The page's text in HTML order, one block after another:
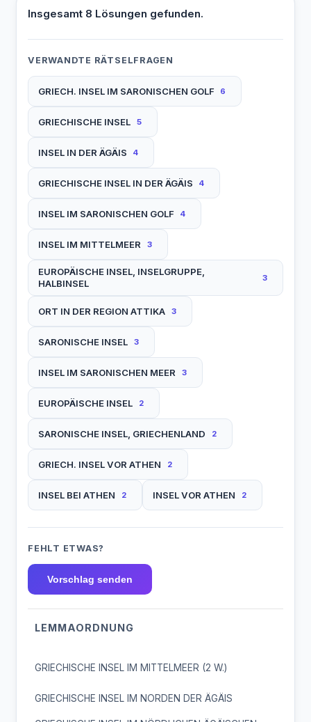
Insgesamt 8 Lösungen gefunden.
VERWANDTE RÄTSELFRAGEN
GRIECH. INSEL IM SARONISCHEN GOLF 6
GRIECHISCHE INSEL 5
INSEL IN DER ÄGÄIS 4
GRIECHISCHE INSEL IN DER ÄGÄIS 4
INSEL IM SARONISCHEN GOLF 4
INSEL IM MITTELMEER 3
EUROPÄISCHE INSEL, INSELGRUPPE,
HALBINSEL
3
ORT IN DER REGION ATTIKA 3
SARONISCHE INSEL 3
INSEL IM SARONISCHEN MEER 3
EUROPÄISCHE INSEL 2
SARONISCHE INSEL, GRIECHENLAND 2
GRIECH. INSEL VOR ATHEN 2
INSEL BEI ATHEN 2 INSEL VOR ATHEN 2
FEHLT ETWAS?
Vorschlag senden
LEMMAORDNUNG
GRIECHISCHE INSEL IM MITTELMEER (2 W.)
GRIECHISCHE INSEL IM NORDEN DER ÄGÄIS